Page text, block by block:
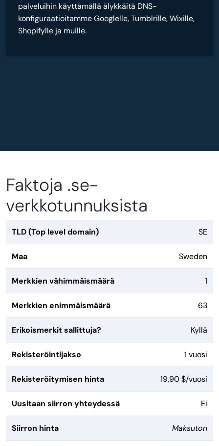
palveluihin käyttämällä älykkäitä DNS-
konfiguraatioitamme Googlelle, Tumblrille, Wixille,
Shopifylle ja muille.
Faktoja .se-
verkkotunnuksista
TLD (Top level domain) SE
Maa Sweden
Merkkien vähimmäismäärä 1
Merkkien enimmäismäärä 63
Erikoismerkit sallittuja? Kyllä
Rekisteröintijakso 1 vuosi
Rekisteröitymisen hinta 19,90 $/vuosi
Uusitaan siirron yhteydessä Ei
Siirron hinta Maksuton